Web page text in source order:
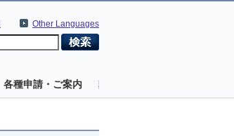
Other Languages
各種申請・ご案内